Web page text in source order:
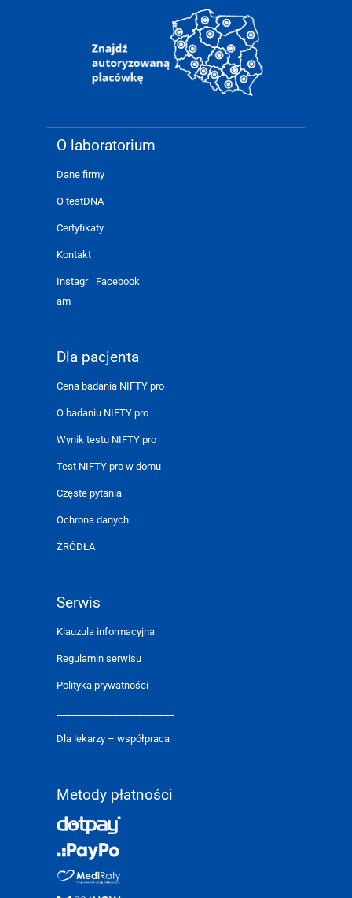
O laboratorium
Dane firmy
O testDNA
Certyfikaty
Kontakt
Instagr
am
Facebook
Dla pacjenta
Cena badania NIFTY pro
O badaniu NIFTY pro
Wynik testu NIFTY pro
Test NIFTY pro w domu
Częste pytania
Ochrona danych
ŹRÓDŁA
Serwis
Klauzula informacyjna
Regulamin serwisu
Polityka prywatności
Dla lekarzy – współpraca
Metody płatności